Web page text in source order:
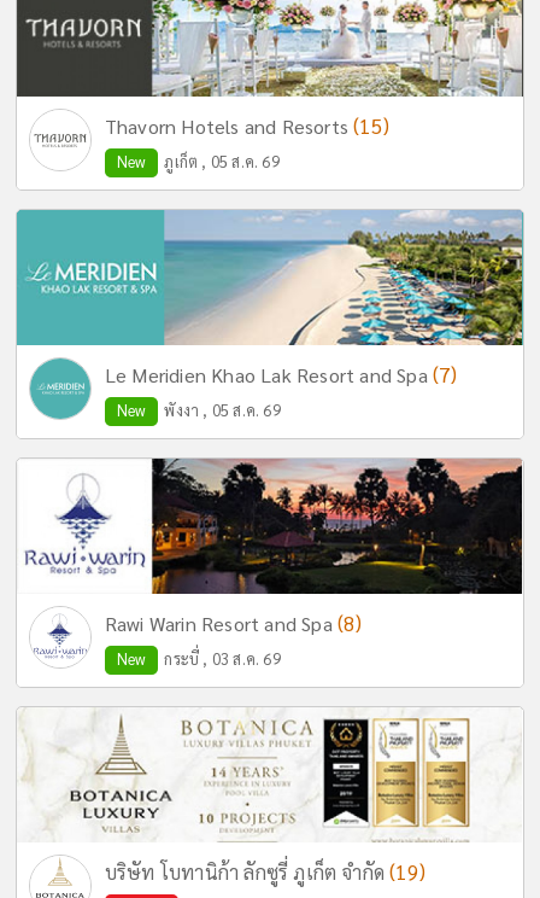
Thavorn Hotels and Resorts(15)
New ภูเก็ต , 05 ส.ค. 69
Le Meridien Khao Lak Resort and Spa (7)
New พังงา , 05 ส.ค. 69
Rawi Warin Resort and Spa (8)
New กระบี่ , 03 ส.ค. 69
บริษัท โบทานิก้า ลักซูรี่ ภูเก็ต จำกัด(19)